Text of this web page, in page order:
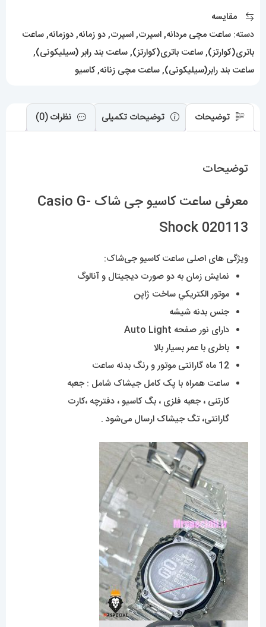
Shock
مقایسه
دسته: ساعت مچی مردانه,اسپرت,اسپرت,دو زمانه,دوزمانه,ساعت
باتری(کوارتز),ساعت باتری(کوارتز),ساعت بند رابر (سیلیکونی),
ساعت بند رابر(سیلیکونی),ساعت مچی زنانه,کاسیو
توضیحات توضیحات تکمیلی نظرات (0)
توضیحات
معرفی ساعت کاسیو جی شاک Casio G-
Shock 020113
ویژگی های اصلی ساعتکاسیو جی‌شاک:
نمایش زمان به دو صورت دیجیتال و آنالوگ
موتور الکتريکي ساخت ژاپن
جنس بدنه شیشه
دارای نور صفحه Auto Light
باطری با عمر بسیار بالا
12 ماه گارانتی موتور و رنگ بدنه ساعت
ساعت همراه با پک کامل جیشاک شامل : جعبه
کارتنی ، جعبه فلزی ، بگ کاسیو ، دفترچه ،کارت
گارانتی، تگ جیشاک ارسال می‌شود .